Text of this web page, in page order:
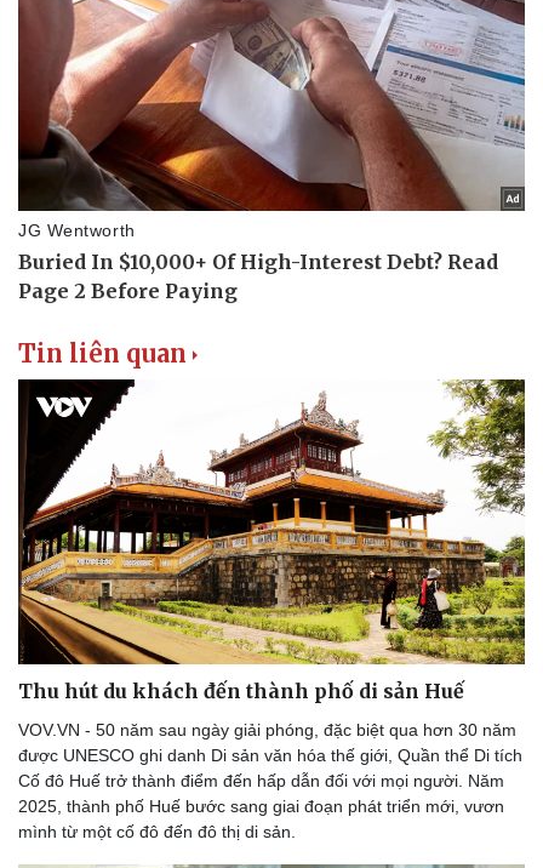
Tin liên quan
Thu hút du khách đến thành phố di sản Huế
VOV.VN - 50 năm sau ngày giải phóng, đặc biệt qua hơn 30 năm
được UNESCO ghi danh Di sản văn hóa thế giới, Quần thể Di tích
Cố đô Huế trở thành điểm đến hấp dẫn đối với mọi người. Năm
2025, thành phố Huế bước sang giai đoạn phát triển mới, vươn
mình từ một cố đô đến đô thị di sản.